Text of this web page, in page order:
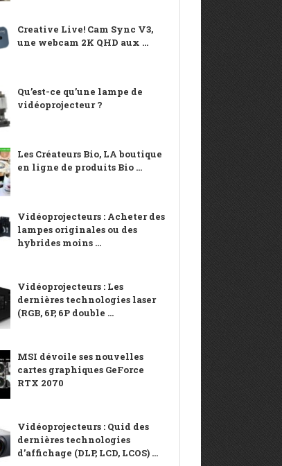
Creative Live! Cam Sync V3,
une webcam 2K QHD aux ...
Qu’est-ce qu’une lampe de
vidéoprojecteur ?
Les Créateurs Bio, LA boutique
en ligne de produits Bio ...
Vidéoprojecteurs : Acheter des
lampes originales ou des
hybrides moins ...
Vidéoprojecteurs : Les
dernières technologies laser
(RGB, 6P, 6P double ...
MSI dévoile ses nouvelles
cartes graphiques GeForce
RTX 2070
Vidéoprojecteurs : Quid des
dernières technologies
d’affichage (DLP, LCD, LCOS) ...